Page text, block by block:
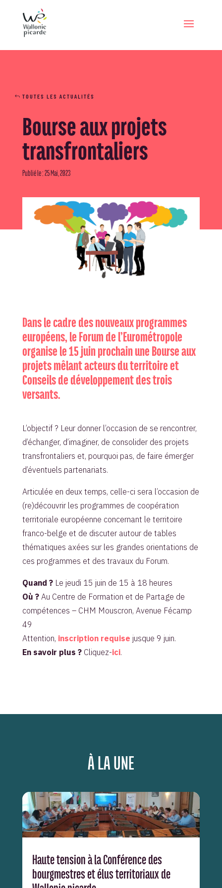
TOUTES LES ACTUALITÉS
Bourse aux projets
transfrontaliers
Publié le : 25 Mai, 2023
Dans le cadre des nouveaux programmes
européens, le Forum de l’Eurométropole
organise le 15 juin prochain une Bourse aux
projets mêlant acteurs du territoire et
Conseils de développement des trois
versants.
L’objectif ? Leur donner l’occasion de se rencontrer,
d’échanger, d’imaginer, de consolider des projets
transfrontaliers et, pourquoi pas, de faire émerger
d’éventuels partenariats.
Articulée en deux temps, celle-ci sera l’occasion de
(re)découvrir les programmes de coopération
territoriale européenne concernant le territoire
franco-belge et de discuter autour de tables
thématiques axées sur les grandes orientations de
ces programmes et des travaux du Forum.
Quand ? Le jeudi 15 juin de 15 à 18 heures
Où ?Au Centre de Formation et de Partage de
compétences – CHM Mouscron, Avenue Fécamp
49
Attention, inscription requise jusque 9 juin.
En savoir plus ?Cliquez-ici.
À LA UNE
Haute tension à la Conférence des
bourgmestres et élus territoriaux de